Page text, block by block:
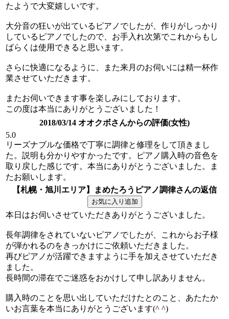
たようで大変嬉しいです。
大分音の狂いが出ているピアノでしたが、作りがしっかり
しているピアノでしたので、お手入れ次第でこれからもし
ばらくは使用できると思います。
さらに快適になるように、また来月のお伺いには精一杯作
業させていただきます。
またお伺いできます事を楽しみにしております。
この度は本当にありがとうございました！
2018/03/14 オオクボさんからの評価(女性)
5.0
リーズナブルな価格で丁寧に調律と修理をして頂きまし
た。説明も分かりやすかったです。ピアノ購入時の音色を
取り戻した感じです。本当にありがとうございました。ま
たお願いします。
【札幌・旭川エリア】まめたろうピアノ調律さんの返信
本日はお伺いさせていただきありがとうございました。
長年調律をされていないピアノでしたが、これからお子様
が弾かれるのをきっかけにご依頼いただきました。
再びピアノが活躍できますように手を加えさせていただき
ました。
長時間の滞在でご迷惑をおかけして申し訳ありません。
購入時のことを思い出していただけたとのこと、あたたか
いお言葉を本当にありがとうございます(^ ^)